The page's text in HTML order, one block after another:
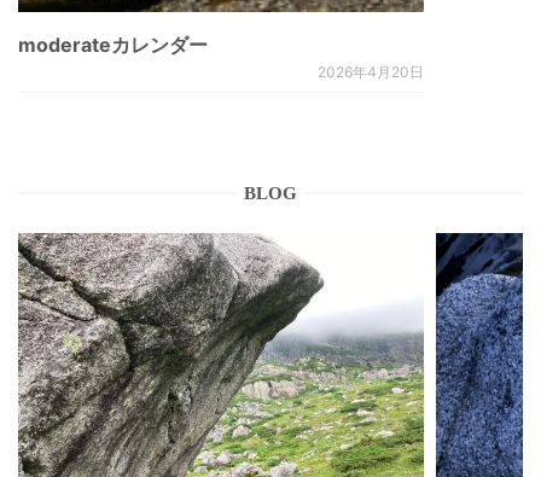
moderateカレンダー
2026年4月20日
BLOG